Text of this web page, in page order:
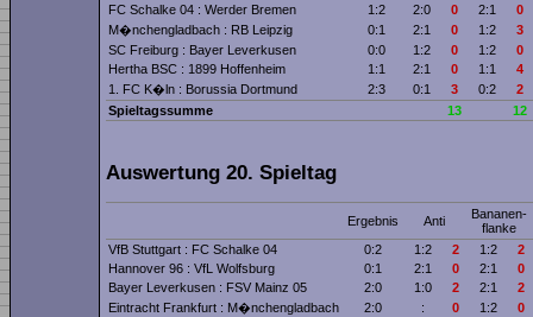
FC Schalke 04 : Werder Bremen
1:2 2:0 0 2:1
0
M�nchengladbach : RB Leipzig
0:1 2:1 0 1:2
3
SC Freiburg : Bayer Leverkusen
0:0 1:2 0 1:2
0
Hertha BSC : 1899 Hoffenheim
1:1 2:1 0 1:1
4
1. FC K�ln : Borussia Dortmund
2:3 0:1 3 0:2
2
Spieltagssumme
13 12
Auswertung 20. Spieltag
Ergebnis Anti
Bananen­
flanke
VfB Stuttgart : FC Schalke 04
0:2 1:2 2 1:2
2
Hannover 96 : VfL Wolfsburg
0:1 2:1 0 2:1
0
Bayer Leverkusen : FSV Mainz 05
2:0 1:0 2 2:1
2
Eintracht Frankfurt : M�nchengladbach
2:0 : 0 1:2
0